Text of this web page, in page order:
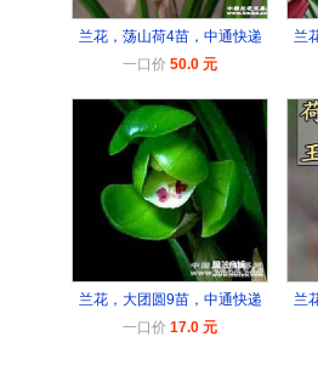
兰花，荡山荷4苗，中通快递
一口价 50.0 元
兰
兰花，大团圆9苗，中通快递
一口价 17.0 元
兰